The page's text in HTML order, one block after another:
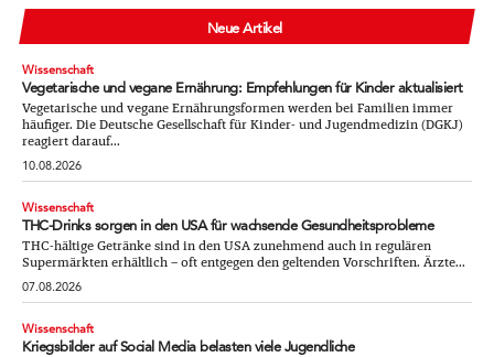
Neue Artikel
Wissenschaft
Vegetarische und vegane Ernährung: Empfehlungen für Kinder aktualisiert
Vegetarische und vegane Ernährungsformen werden bei Familien immer
häufiger. Die Deutsche Gesellschaft für Kinder- und Jugendmedizin (DGKJ)
reagiert darauf...
10.08.2026
Wissenschaft
THC-Drinks sorgen in den USA für wachsende Gesundheitsprobleme
THC-hältige Getränke sind in den USA zunehmend auch in regulären
Supermärkten erhältlich – oft entgegen den geltenden Vorschriften. Ärzte...
07.08.2026
Wissenschaft
Kriegsbilder auf Social Media belasten viele Jugendliche